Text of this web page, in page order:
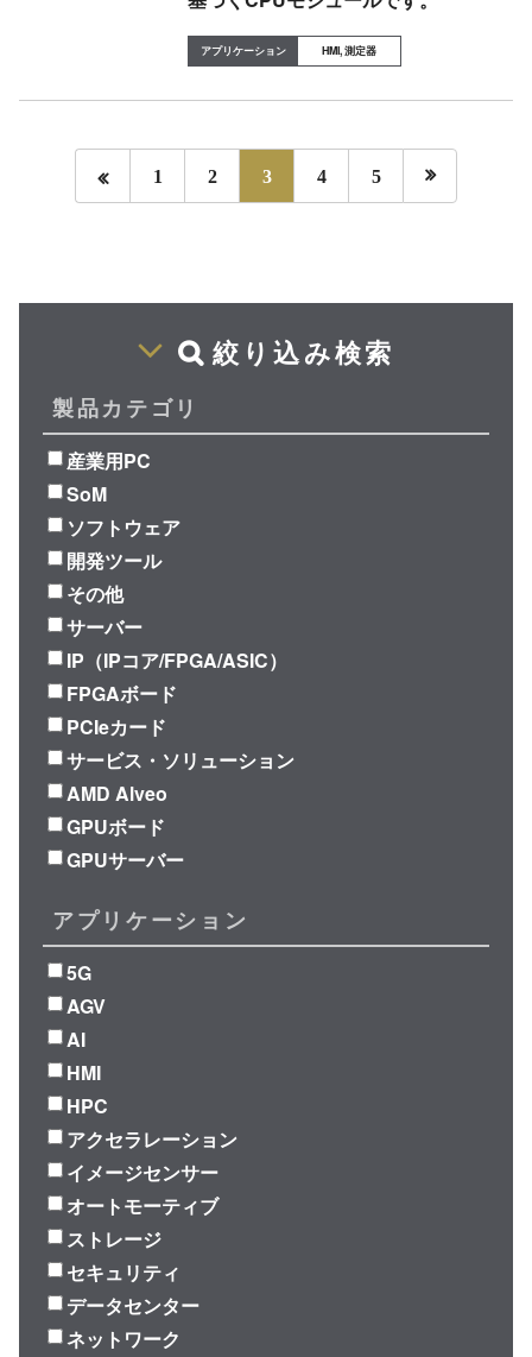
HMI, 測定器
 1 2 3 4 5 
絞り込み検索
製品カテゴリ
産業用PC
SoM
ソフトウェア
開発ツール
その他
サーバー
IP（IPコア/FPGA/ASIC）
FPGAボード
PCIeカード
サービス・ソリューション
AMD Alveo
GPUボード
GPUサーバー
アプリケーション
5G
AGV
AI
HMI
HPC
アクセラレーション
イメージセンサー
オートモーティブ
ストレージ
セキュリティ
データセンター
ネットワーク